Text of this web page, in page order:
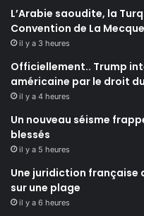
L’Arabie saoudite, la
Convention de La
il y a 3 heures
Officiellement.. Trump
américaine par le droit
il y a 4 heures
Un nouveau séisme
blessés
il y a 5 heures
Une juridiction française
sur une plage
il y a 6 heures